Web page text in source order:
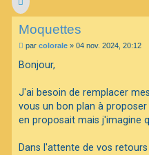
s
c
Moquettes
M
s
g
par colorale » 04 nov. 2024, 20:12
Bonjour,
J'ai besoin de remplacer
vous un bon plan à
en proposait mais j'imagine
Dans l'attente de vos